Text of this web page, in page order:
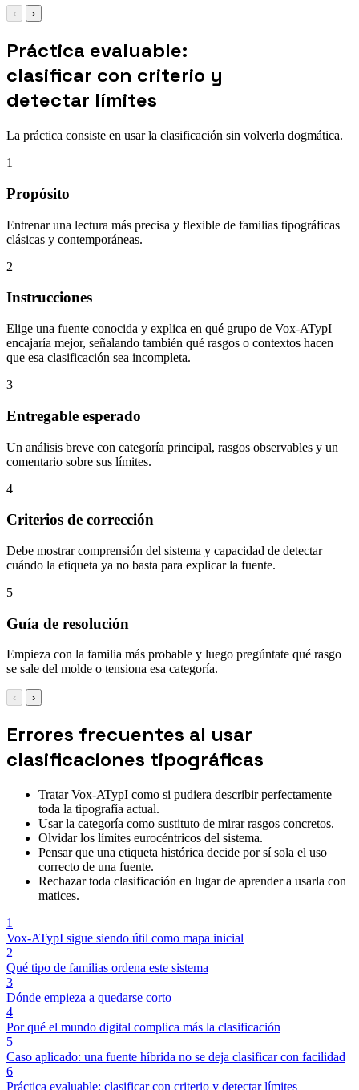
‹ ›
Práctica evaluable:
clasificar con criterio y
detectar límites
La práctica consiste en usar la clasificación sin volverla dogmática.
1
Propósito
Entrenar una lectura más precisa y flexible de familias tipográficas
clásicas y contemporáneas.
2
Instrucciones
Elige una fuente conocida y explica en qué grupo de Vox-ATypI
encajaría mejor, señalando también qué rasgos o contextos hacen
que esa clasificación sea incompleta.
3
Entregable esperado
Un análisis breve con categoría principal, rasgos observables y un
comentario sobre sus límites.
4
Criterios de corrección
Debe mostrar comprensión del sistema y capacidad de detectar
cuándo la etiqueta ya no basta para explicar la fuente.
5
Guía de resolución
Empieza con la familia más probable y luego pregúntate qué rasgo
se sale del molde o tensiona esa categoría.
‹ ›
Errores frecuentes al usar
clasificaciones tipográficas
Tratar Vox-ATypI como si pudiera describir perfectamente
toda la tipografía actual.
Usar la categoría como sustituto de mirar rasgos concretos.
Olvidar los límites eurocéntricos del sistema.
Pensar que una etiqueta histórica decide por sí sola el uso
correcto de una fuente.
Rechazar toda clasificación en lugar de aprender a usarla con
matices.
1
Vox-ATypI sigue siendo útil como mapa inicial
2
Qué tipo de familias ordena este sistema
3
Dónde empieza a quedarse corto
4
Por qué el mundo digital complica más la clasificación
5
Caso aplicado: una fuente híbrida no se deja clasificar con facilidad
6
Práctica evaluable: clasificar con criterio y detectar límites